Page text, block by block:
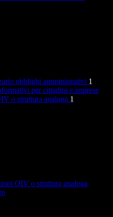
obblighi amministrativi 1
per cittadini e imprese
o struttura analoga 1
OIV o struttura analoga